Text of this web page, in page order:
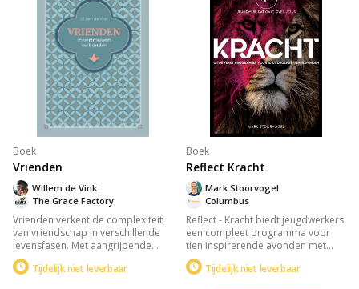
spirituele reis.
Boek
Vrienden
The Grace Factory
Willem de Vink
Vrienden verkent de complexiteit
van vriendschap in verschillende
levensfasen. Met aangrijpende
verhalen en herkenbare situaties
wordt de diepte van menselijke
Tijdelijk niet leverbaar
Boek
Reflect Kracht
Columbus
Mark Stoorvogel
Reflect - Kracht biedt jeugdwerkers
een compleet programma voor
tien inspirerende avonden met
tieners. Deze handleiding
combineert Bijbelse inzichten uit
Tijdelijk niet leverbaar